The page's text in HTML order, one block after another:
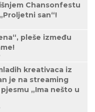
Chansonfestu
san“!
pleše između
kreativaca iz
je na streaming
„Ima nešto u